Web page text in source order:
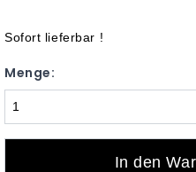
Sofort lieferbar !
Menge:
In den